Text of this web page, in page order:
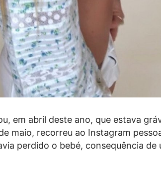
em abril deste ano, que estava
maio, recorreu ao Instagram
perdido o bebé, consequência de